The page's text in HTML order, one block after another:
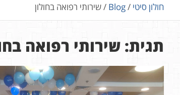
חולון סיטי Blog שירותי רפואה בחולון
תגית: שירותי רפואה